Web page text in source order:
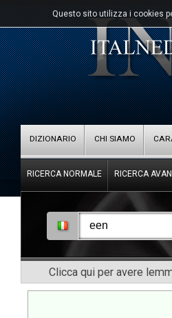
Questo sito utilizza i cookies
DIZIONARIO CHI SIAMO
RICERCA NORMALE RICERCA
Clicca qui per avere